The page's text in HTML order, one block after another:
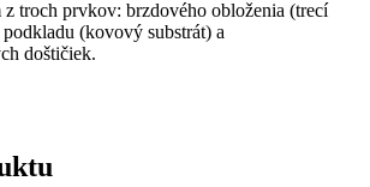
z troch prvkov: brzdového obloženia (trecí
(kovový substrát) a
doštičiek.